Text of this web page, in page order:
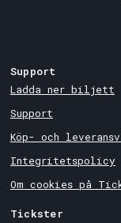
Support
Ladda ner biljett
Support
Köp- och
Integritetspolicy
Om cookies på
Tickster